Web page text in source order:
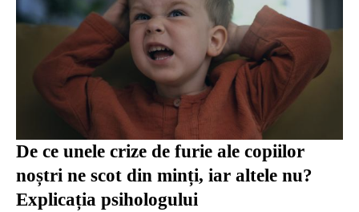
De ce unele crize de furie ale copiilor
noștri ne scot din minți, iar altele nu?
Explicația psihologului